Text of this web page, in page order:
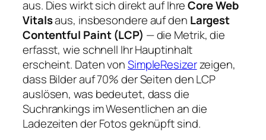
aus. Dies wirkt sich direkt auf IhreCore Web
Vitalsaus, insbesondere auf den Largest
Contentful Paint (LCP) — die Metrik, die
erfasst, wie schnell Ihr Hauptinhalt
erscheint. Daten vonSimpleResizerzeigen,
dass Bilder auf 70% der Seiten den LCP
auslösen, was bedeutet, dass die
Suchrankings im Wesentlichen an die
Ladezeiten der Fotos geknüpft sind.